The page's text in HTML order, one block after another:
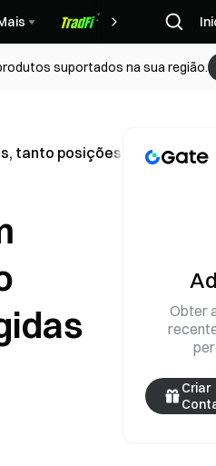
suportados na sua região.
tanto posições longas como
Obter
Criar